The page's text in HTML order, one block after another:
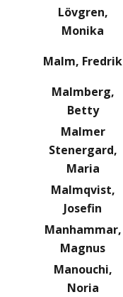
Lövgren,
Monika
Malm, Fredrik
Malmberg,
Betty
Malmer
Stenergard,
Maria
Malmqvist,
Josefin
Manhammar,
Magnus
Manouchi,
Noria